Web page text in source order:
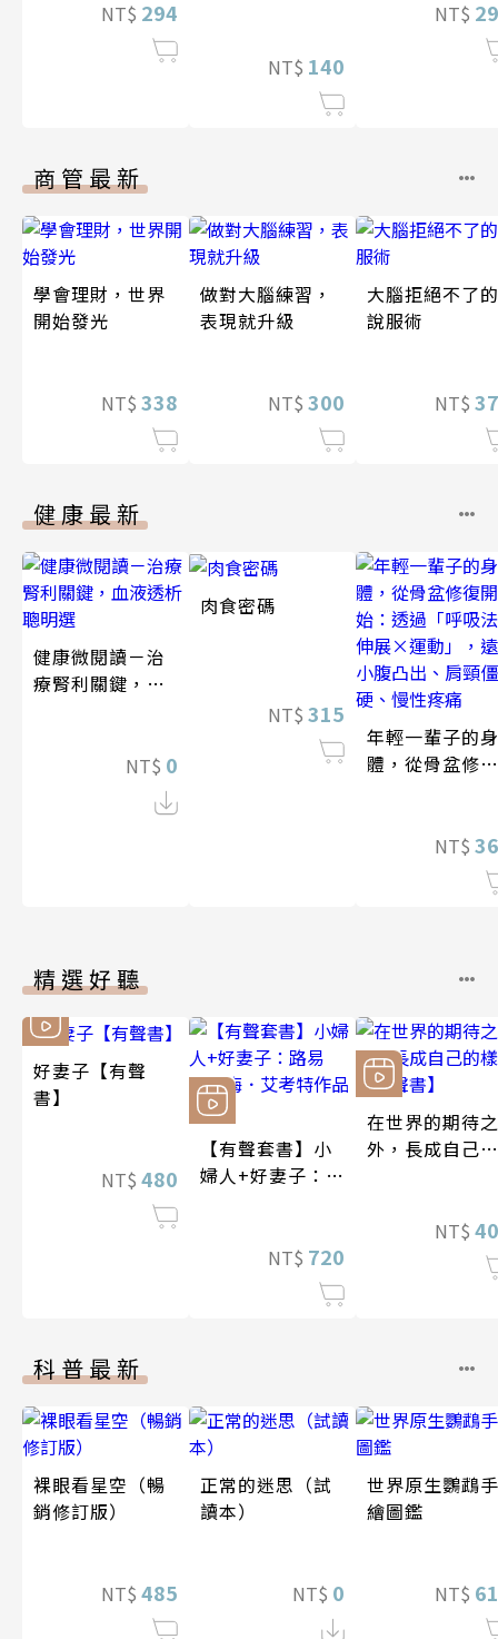
NT$ 294
NT$ 140
NT$
商管最新
學會理財，世界
開始發光
NT$ 338
做對大腦練習，
表現就升級
NT$ 300
大腦拒絕不了的
說服術
NT$
健康最新
健康微閱讀－治
療腎利關鍵，血
NT$ 0
肉食密碼
NT$ 315
年輕一輩子的身
體，從骨盆修復
動」，遠離小腹
NT$
精選好聽
好妻子【有聲
書】
NT$ 480
【有聲套書】小
婦人+好妻子：路
NT$ 720
在世界的期待之
外，長成自己的
NT$
科普最新
裸眼看星空（暢
銷修訂版）
NT$ 485
正常的迷思（試
讀本）
NT$ 0
世界原生鸚鵡手
繪圖鑑
NT$